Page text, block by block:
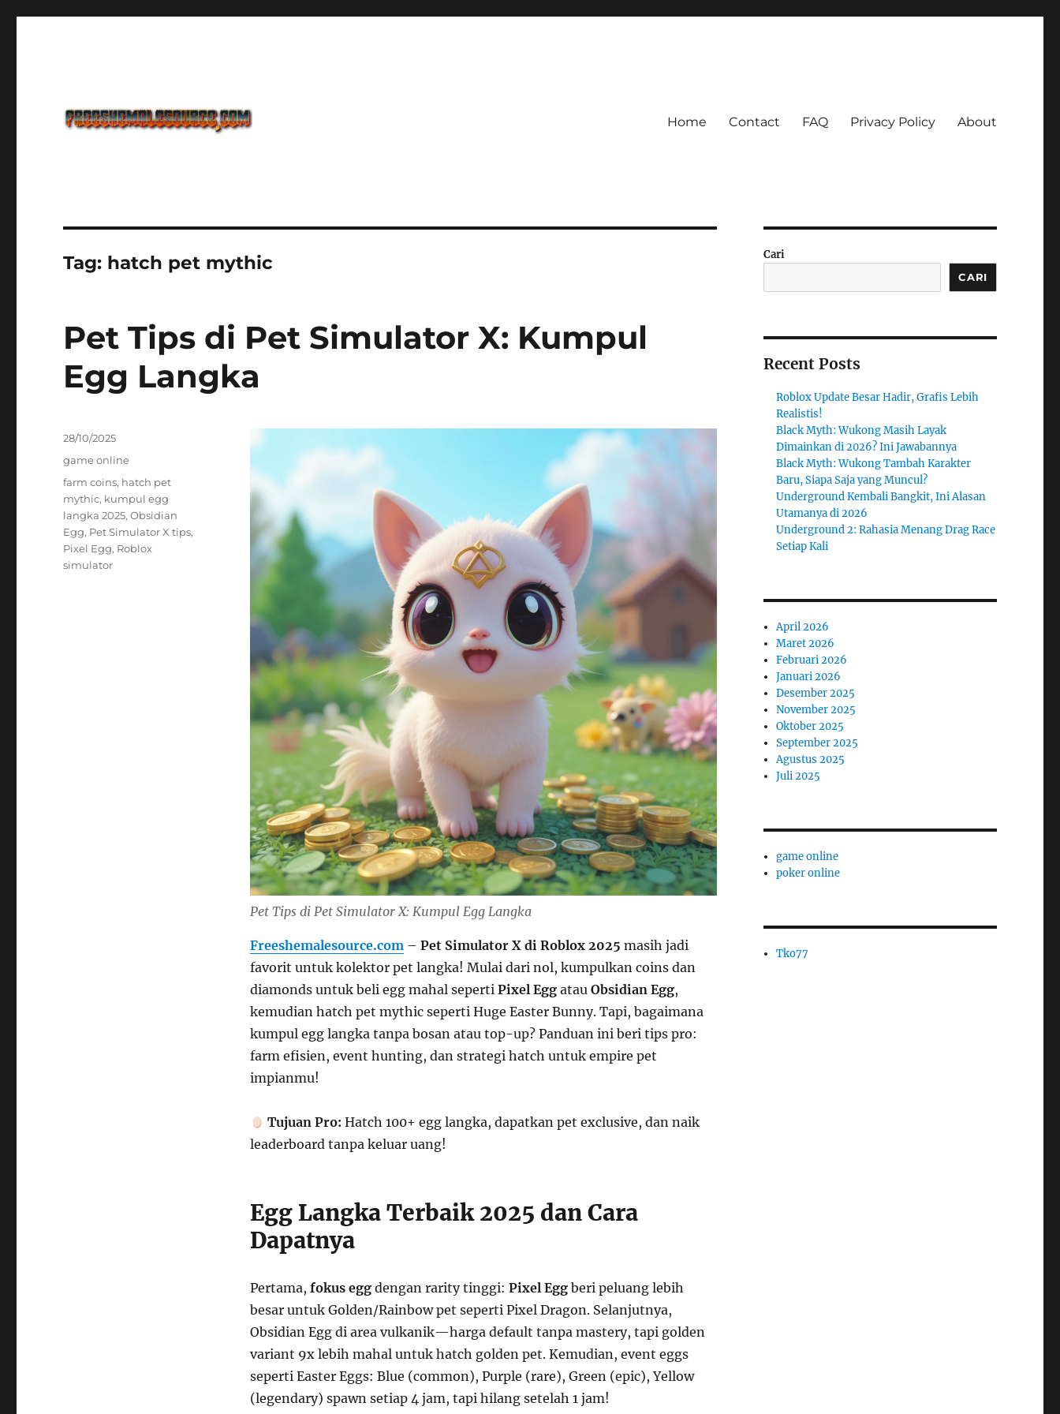
Home Contact FAQ Privacy Policy About
Tag: hatch pet mythic
Pet Tips di Pet Simulator X: Kumpul
Egg Langka
Pet Tips di Pet Simulator X: Kumpul Egg Langka
Freeshemalesource.com– Pet Simulator X di Roblox 2025 masih jadi
favorit untuk kolektor pet langka! Mulai dari nol, kumpulkan coins dan
diamonds untuk beli egg mahal seperti Pixel Eggatau Obsidian Egg,
kemudian hatch pet mythic seperti Huge Easter Bunny. Tapi, bagaimana
kumpul egg langka tanpa bosan atau top-up? Panduan ini beri tips pro:
farm efisien, event hunting, dan strategi hatch untuk empire pet
impianmu!
Tujuan Pro: Hatch 100+ egg langka, dapatkan pet exclusive, dan naik
leaderboard tanpa keluar uang!
Egg Langka Terbaik 2025 dan Cara
Dapatnya
Pertama, fokus eggdengan rarity tinggi: Pixel Eggberi peluang lebih
besar untuk Golden/Rainbow pet seperti Pixel Dragon. Selanjutnya,
Obsidian Egg di area vulkanik—harga default tanpa mastery, tapi golden
variant 9x lebih mahal untuk hatch golden pet. Kemudian, event eggs
seperti Easter Eggs: Blue (common), Purple (rare), Green (epic), Yellow
(legendary) spawn setiap 4 jam, tapi hilang setelah 1 jam!
Posted
28/10/2025
Categories
game online
Tags
farm coins, hatch pet
mythic, kumpul egg
langka 2025,Obsidian
Egg, Pet Simulator X tips,
Pixel Egg, Roblox
simulator
Cari
CARI
Recent Posts
Roblox Update Besar Hadir, Grafis Lebih
Realistis!
Black Myth: Wukong Masih Layak
Dimainkan di 2026? Ini Jawabannya
Black Myth: Wukong Tambah Karakter
Baru, Siapa Saja yang Muncul?
Underground Kembali Bangkit, Ini Alasan
Utamanya di 2026
Underground 2: Rahasia Menang Drag Race
Setiap Kali
April 2026
Maret 2026
Februari 2026
Januari 2026
Desember 2025
November 2025
Oktober 2025
September 2025
Agustus 2025
Juli 2025
game online
poker online
Tko77